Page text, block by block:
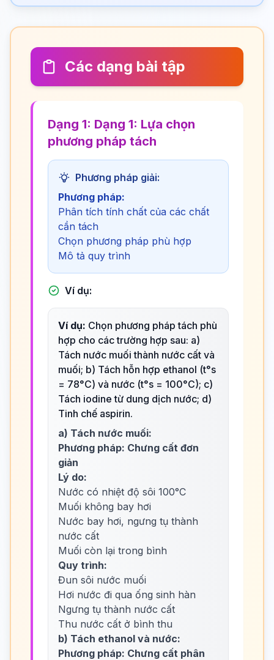
Các dạng bài tập
Dạng 1: Dạng 1: Lựa chọn
phương pháp tách
Phương pháp giải:
Phương pháp:
Phân tích tính chất của các chất
cần tách
Chọn phương pháp phù hợp
Mô tả quy trình
Ví dụ:
Ví dụ: Chọn phương pháp tách phù
hợp cho các trường hợp sau: a)
Tách nước muối thành nước cất và
muối; b) Tách hỗn hợp ethanol (t°s
= 78°C) và nước (t°s = 100°C); c)
Tách iodine từ dung dịch nước; d)
Tinh chế aspirin.
a) Tách nước muối:
Phương pháp: Chưng cất đơn
giản
Lý do:
Nước có nhiệt độ sôi 100°C
Muối không bay hơi
Nước bay hơi, ngưng tụ thành
nước cất
Muối còn lại trong bình
Quy trình:
Đun sôi nước muối
Hơi nước đi qua ống sinh hàn
Ngưng tụ thành nước cất
Thu nước cất ở bình thu
b) Tách ethanol và nước:
Phương pháp: Chưng cất phân